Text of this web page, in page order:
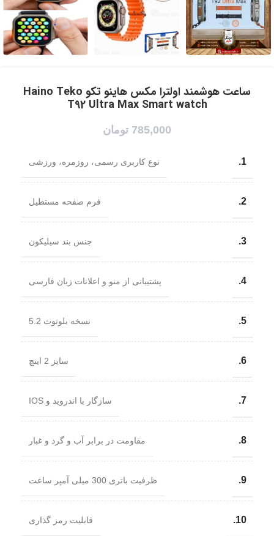
ساعت هوشمند اولترا مکس هاینو تکو Haino Teko
T92 Ultra Max Smart watch
785,000 تومان
1. نوع کاربری رسمی، روزمره، ورزشی
2. فرم صفحه مستطیل
3. جنس بند سیلیکون
4. پشتیبانی از منو و اعلانات زبان فارسی
5. نسخه بلوتوث 5.2
6. سایز 2 اینچ
7. سازگار با اندروید و IOS
8. مقاومت در برابر آب و گرد و غبار
9. ظرفیت باتری 300 میلی آمپر ساعت
10. قابلیت رمز گذاری